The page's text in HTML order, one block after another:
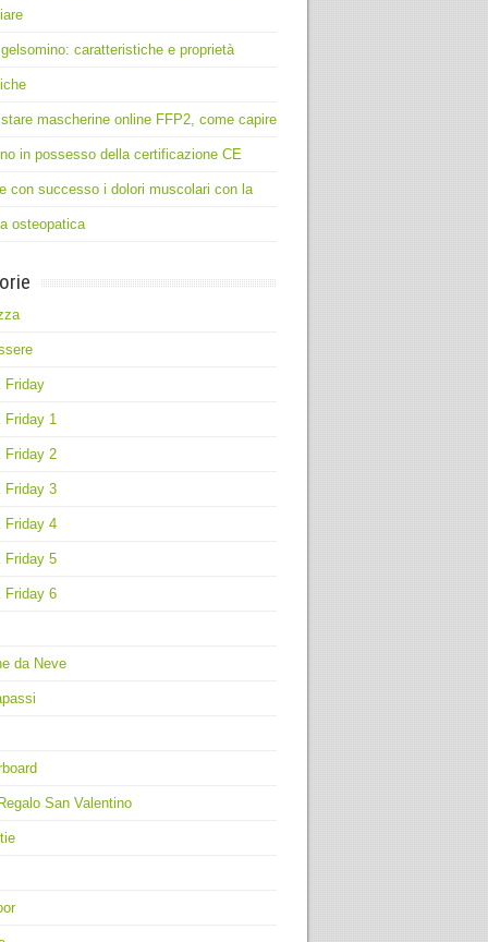
caratteristiche e proprietà
mascherine online FFP2, come capire
in possesso della certificazione CE
con successo i dolori muscolari con la
osteopatica
Friday
Friday 1
Friday 2
Friday 3
Friday 4
Friday 5
Friday 6
da Neve
San Valentino